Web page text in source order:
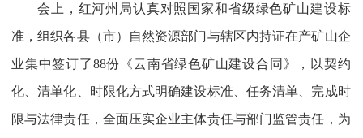
会上，红河州局认真对照国家和省级绿色矿山建设标
准，组织各县（市）自然资源部门与辖区内持证在产矿山企
业集中签订了88份《云南省绿色矿山建设合同》，以契约
化、清单化、时限化方式明确建设标准、任务清单、完成时
限与法律责任，全面压实企业主体责任与部门监管责任，为